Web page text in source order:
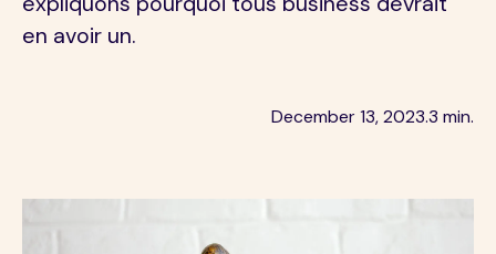
en avoir un.
December 13, 2023.3 min.